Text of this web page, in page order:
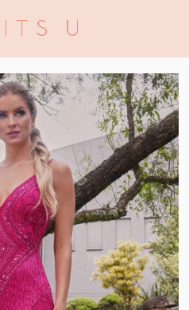
CONTA